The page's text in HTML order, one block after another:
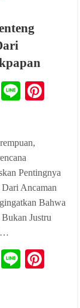
PrintLine
Pentingnya
Ancaman
Bahwa
Justru
PrintLine